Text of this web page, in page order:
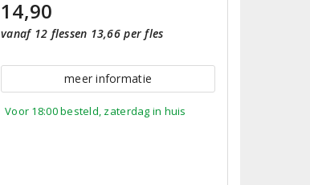
14,90
vanaf 12 flessen 13,66 per fles
meer informatie
Voor 18:00 besteld, zaterdag in huis